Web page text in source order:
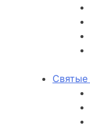
Святые